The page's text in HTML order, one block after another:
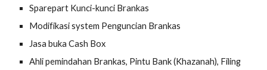
Sparepart Kunci-kunci Brankas
Modifikasi system Penguncian Brankas
Jasa buka Cash Box
Ahli pemindahan Brankas, Pintu Bank (Khazanah), Filing